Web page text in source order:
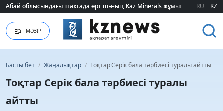
Абай облысындағы шахтада өрт шығып, Kaz Minerals жұмысшылары
Абай облысындағы шахтада өрт шығып, Kaz Minerals жұмысшылары
RU KZ
МӘЗІР
Басты бет / Жаңалықтар / Тоқтар Серік бала тәрбиесі туралы айтты
Тоқтар Серік бала тәрбиесі туралы
айтты